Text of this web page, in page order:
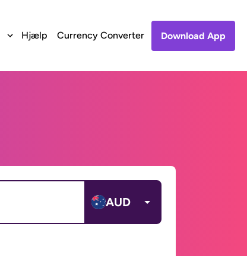
Hjælp Currency Converter Download App
AUD